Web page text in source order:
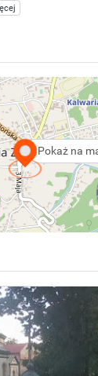
Pokaż na